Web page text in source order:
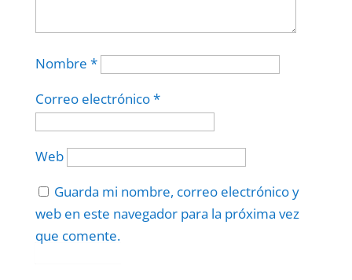
Nombre *
Correo electrónico*
Web
Guarda mi nombre, correo electrónico y
web en este navegador para la próxima vez
que comente.